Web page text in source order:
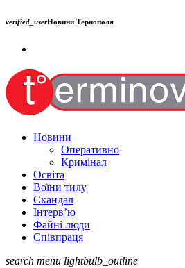
verified_userНовини Тернополя
Новини
Оперативно
Кримінал
Освіта
Воїни тилу
Скандал
Інтерв’ю
Файні люди
Співпраця
search menu lightbulb_outline